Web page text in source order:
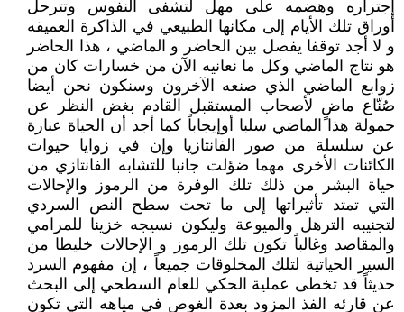
إجتراره وهضمه على مهل لتشفى النفوس وتترحل
أوراق تلك الأيام إلى مكانها الطبيعي في الذاكرة العميقه
و لا أجد توقفا يفصل بين الحاضر و الماضي ، هذا الحاضر
هو نتاج الماضي وكل ما نعانيه الآن من خسارات كان من
زوابع الماضي الذي صنعه الآخرون وسنكون نحن أيضا
صُنّاع ماضٍ لأصحاب المستقبل القادم بغض النظر عن
حمولة هذا الماضي سلبا أوإيجاباً كما أجد أن الحياة عبارة
عن سلسلة من صور الفانتازيا وإن في زوايا حيوات
الكائنات الأخرى مهما ضؤلت جانبا للتشابه الفانتازي من
حياة البشر من ذلك تلك الوفرة من الرموز والإحالات
التي تمتد تأثيراتها إلى ما تحت سطح النص السردي
لتجنيبه الترهل والميوعة وليكون نسيجه خزينا للمرامي
والمقاصد وغالباً تكون تلك الرموز و الإحالات خليطا من
السير الحياتية لتلك المخلوقات جميعاً ، إن مفهوم السرد
حديثاً قد تخطى عملية الحكي للعام السطحي إلى البحث
عن قارئه الفذ المزود بعدة الغوص في مياهه التي تكون